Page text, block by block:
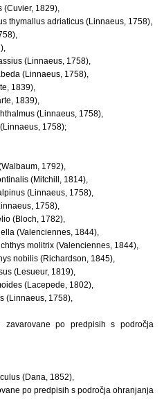
(Cuvier, 1829),
thymallus adriaticus (Linnaeus, 1758),
(Linnaeus, 1758),
(Linnaeus, 1758),
1839),
1839),
(Linnaeus, 1758),
1758);
1792),
(Mitchill, 1814),
(Linnaeus, 1758),
1758),
(Bloch, 1782),
(Valenciennes, 1844),
molitrix (Valenciennes, 1844),
nobilis (Richardson, 1845),
(Lesueur, 1819),
(Lacepede, 1802),
(Linnaeus, 1758),
po predpisih s področja
(Dana, 1852),
po predpisih s področja ohranjanja